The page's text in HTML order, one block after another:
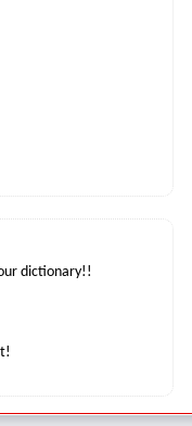
dictionary!!